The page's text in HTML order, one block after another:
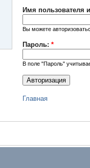
Имя пользователя
Вы можете
Пароль: *
В поле "Пароль"
Главная